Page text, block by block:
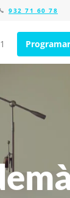
932 71 60 78